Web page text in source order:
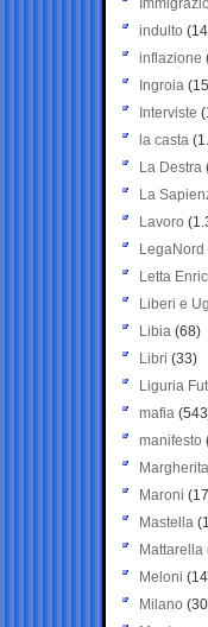
indulto
inflazione
Ingroia
Interviste
la casta
La Destra
La
Lavoro
LegaNord
Letta
Liberi e
Libia (68)
Libri (33)
Liguria
mafia
manifesto
Margherita
Maroni
Mastella
Mattarella
Meloni
Milano